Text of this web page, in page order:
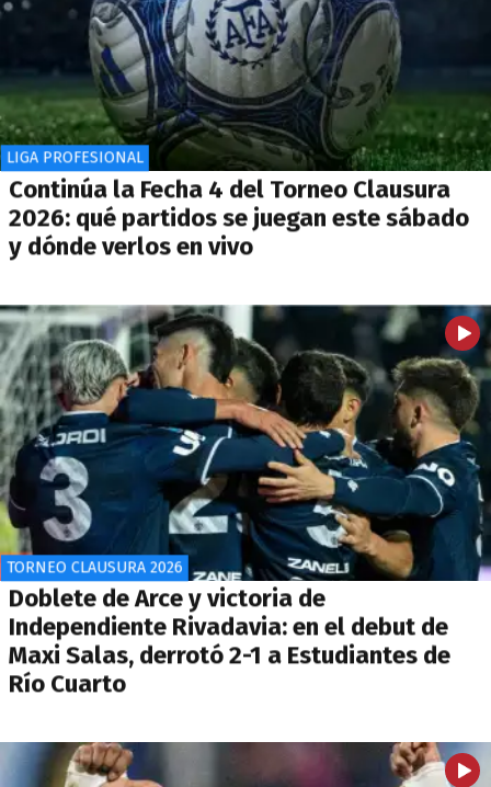
LIGA PROFESIONAL
Continúa la Fecha 4 del Torneo Clausura
2026: qué partidos se juegan este sábado
y dónde verlos en vivo
TORNEO CLAUSURA 2026
Doblete de Arce y victoria de
Independiente Rivadavia: en el debut de
Maxi Salas, derrotó 2-1 a Estudiantes de
Río Cuarto